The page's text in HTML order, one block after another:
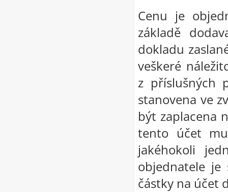
Cenu je
základě
dokladu
veškeré
z příslušných
stanovena ve
být zaplacena
tento účet
jakéhokoli
objednatele je
částky na účet